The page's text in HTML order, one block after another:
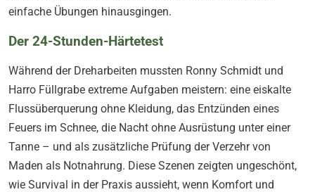
einfache Übungen hinausgingen.
Der 24-Stunden-Härtetest
Während der Dreharbeiten mussten Ronny Schmidt und
Harro Füllgrabe extreme Aufgaben meistern: eine eiskalte
Flussüberquerung ohne Kleidung, das Entzünden eines
Feuers im Schnee, die Nacht ohne Ausrüstung unter einer
Tanne – und als zusätzliche Prüfung der Verzehr von
Maden als Notnahrung. Diese Szenen zeigten ungeschönt,
wie Survival in der Praxis aussieht, wenn Komfort und